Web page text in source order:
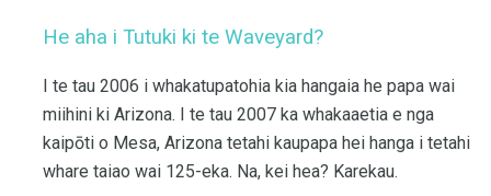
He aha i Tutuki ki te Waveyard?
I te tau 2006 i whakatupatohia kia hangaia he papa wai
miihini ki Arizona. I te tau 2007 ka whakaaetia e nga
kaipōti o Mesa, Arizona tetahi kaupapa hei hanga i tetahi
whare taiao wai 125-eka. Na, kei hea? Karekau.